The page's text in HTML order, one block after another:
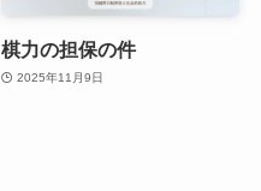
棋力の担保の件
2025年11月9日